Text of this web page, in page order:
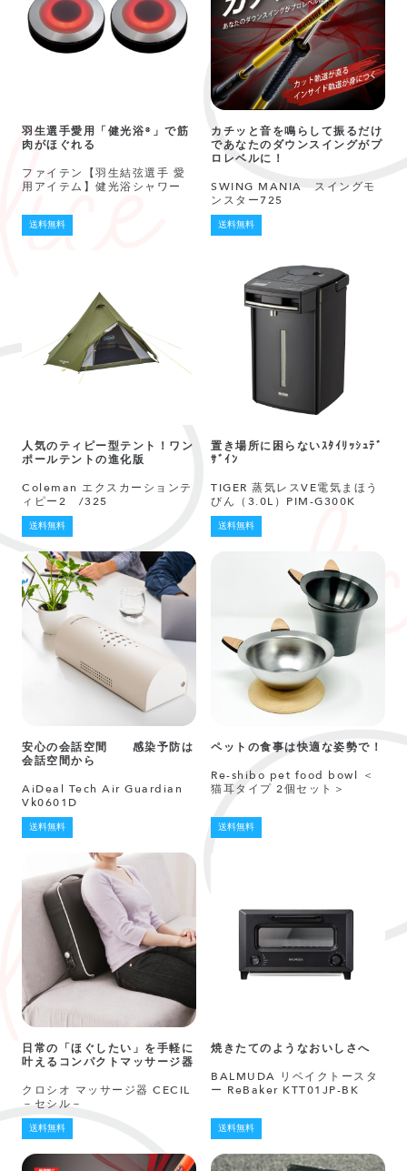
羽生選手愛用「健光浴®」で筋
肉がほぐれる
ファイテン【羽生結弦選手 愛
用アイテム】健光浴シャワー
送料無料
カチッと音を鳴らして振るだけ
であなたのダウンスイングがプ
ロレベルに！
SWING MANIA スイングモ
ンスター725
送料無料
人気のティピー型テント！ワン
ポールテントの進化版
Coleman エクスカーションテ
ィピー2 /325
送料無料
置き場所に困らないｽﾀｲﾘｯｼｭﾃﾞ
ｻﾞｲﾝ
TIGER 蒸気レスVE電気まほう
びん（3.0L）PIM-G300K
送料無料
安心の会話空間 感染予防は
会話空間から
AiDeal Tech Air Guardian
Vk0601D
送料無料
ペットの食事は快適な姿勢で！
Re-shibo pet food bowl ＜
猫耳タイプ 2個セット＞
送料無料
日常の「ほぐしたい」を手軽に
叶えるコンパクトマッサージ器
クロシオ マッサージ器 CECIL
－セシル－
送料無料
焼きたてのようなおいしさへ
BALMUDA リベイクトースタ
ー ReBaker KTT01JP-BK
送料無料